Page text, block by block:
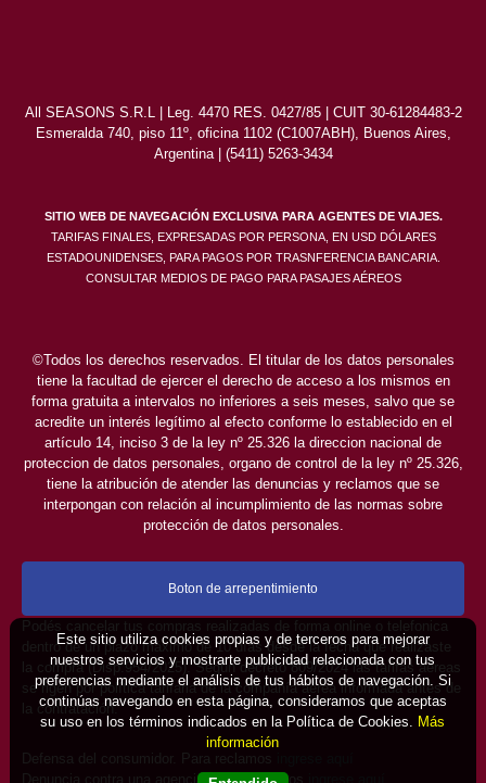
All SEASONS S.R.L | Leg. 4470 RES. 0427/85 | CUIT 30-61284483-2
Esmeralda 740, piso 11º, oficina 1102 (C1007ABH), Buenos Aires,
Argentina | (5411) 5263-3434
SITIO WEB DE NAVEGACIÓN EXCLUSIVA PARA AGENTES DE VIAJES.
TARIFAS FINALES, EXPRESADAS POR PERSONA, EN USD DÓLARES
ESTADOUNIDENSES, PARA PAGOS POR TRASNFERENCIA BANCARIA.
CONSULTAR MEDIOS DE PAGO PARA PASAJES AÉREOS
©Todos los derechos reservados. El titular de los datos personales
tiene la facultad de ejercer el derecho de acceso a los mismos en
forma gratuita a intervalos no inferiores a seis meses, salvo que se
acredite un interés legítimo al efecto conforme lo establecido en el
artículo 14, inciso 3 de la ley nº 25.326 la direccion nacional de
proteccion de datos personales, organo de control de la ley nº 25.326,
tiene la atribución de atender las denuncias y reclamos que se
interpongan con relación al incumplimiento de las normas sobre
protección de datos personales.
Boton de arrepentimiento
Podés cancelar tus compras realizadas de forma online o telefonica
dentro de un plazo máximo de 10 días desde la fecha que realizaste
la compra (Disp.954/2025). Según decreto 809/2024 las tarifas aéreas
se rigen por política tarifaria de la compañía aérea informada antes de
la contratación.
Defensa del consumidor. Para reclamos
Denuncia contra una agencia. Para reclamos
Este sitio utiliza cookies propias y de terceros para mejorar
nuestros servicios y mostrarte publicidad relacionada con tus
preferencias mediante el análisis de tus hábitos de navegación. Si
continúas navegando en esta página, consideramos que aceptas
su uso en los términos indicados en la Política de Cookies. Más
información